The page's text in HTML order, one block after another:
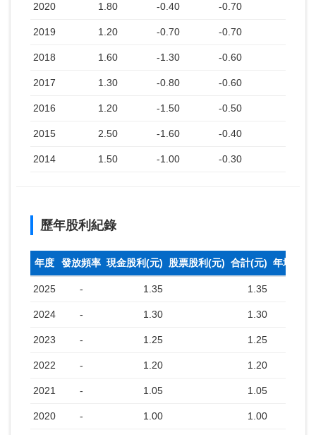
2020 1.80 -0.40 -0.70
2019 1.20 -0.70 -0.70
2018 1.60 -1.30 -0.60
2017 1.30 -0.80 -0.60
2016 1.20 -1.50 -0.50
2015 2.50 -1.60 -0.40
2014 1.50 -1.00 -0.30
歷年股利紀錄
年度 發放頻率 現金股利(元) 股票股利(元) 合計(元) 年均收盤
2025 - 1.35 1.35
2024 - 1.30 1.30
2023 - 1.25 1.25
2022 - 1.20 1.20
2021 - 1.05 1.05
2020 - 1.00 1.00